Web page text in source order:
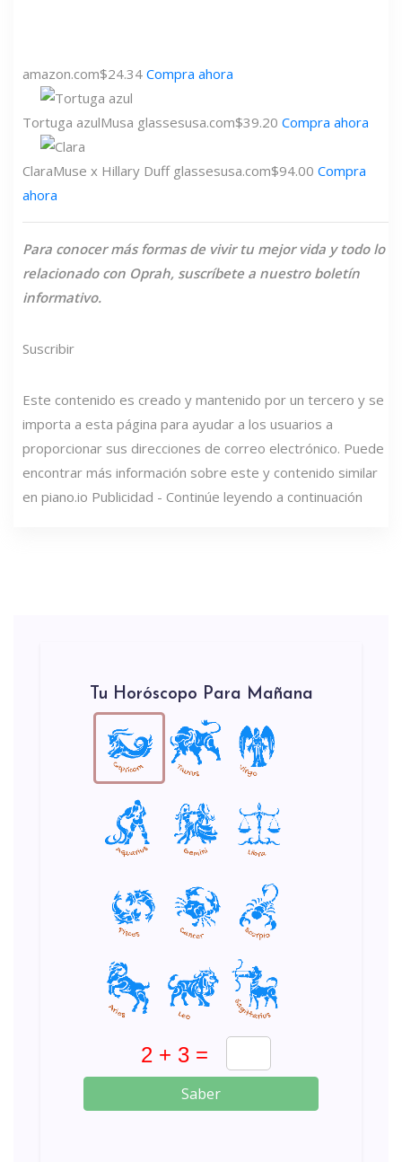
amazon.com$24.34 Compra ahora
Tortuga azulMusa glassesusa.com$39.20 Compra ahora
ClaraMuse x Hillary Duff glassesusa.com$94.00 Compra
ahora
Para conocer más formas de vivir tu mejor vida y todo lo
relacionado con Oprah, suscríbete a nuestro boletín
informativo.
Suscribir
Este contenido es creado y mantenido por un tercero y se
importa a esta página para ayudar a los usuarios a
proporcionar sus direcciones de correo electrónico. Puede
encontrar más información sobre este y contenido similar
en piano.io Publicidad - Continúe leyendo a continuación
Tu Horóscopo Para Mañana
Saber